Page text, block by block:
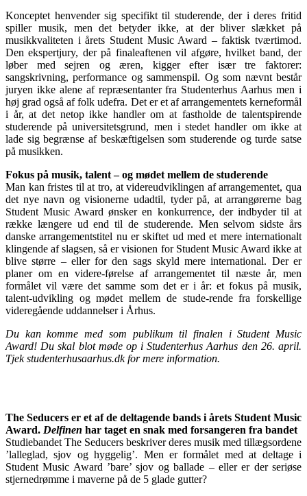
Konceptet henvender sig specifikt til studerende, der i deres fritid
spiller musik, men det betyder ikke, at der bliver slækket på
musikkvaliteten i årets Student Music Award – faktisk tværtimod.
Den ekspertjury, der på finaleaftenen vil afgøre, hvilket band, der
løber med sejren og æren, kigger efter især tre faktorer:
sangskrivning, performance og sammenspil. Og som nævnt består
juryen ikke alene af repræsentanter fra Studenterhus Aarhus men i
høj grad også af folk udefra. Det er et af arrangementets kerneformål
i år, at det netop ikke handler om at fastholde de talentspirende
studerende på universitetsgrund, men i stedet handler om ikke at
lade sig begrænse af beskæftigelsen som studerende og turde satse
på musikken.
Fokus på musik, talent – og mødet mellem de studerende
Man kan fristes til at tro, at videreudviklingen af arrangementet, qua
det nye navn og visionerne udadtil, tyder på, at arrangørerne bag
Student Music Award ønsker en konkurrence, der indbyder til at
række længere ud end til de studerende. Men selvom sidste års
danske arrangementstitel nu er skiftet ud med et mere internationalt
klingende af slagsen, så er visionen for Student Music Award ikke at
blive større – eller for den sags skyld mere international. Der er
planer om en videre-førelse af arrangementet til næste år, men
formålet vil være det samme som det er i år: et fokus på musik,
talent-udvikling og mødet mellem de stude-rende fra forskellige
videregående uddannelser i Århus.
Du kan komme med som publikum til finalen i Student Music
Award! Du skal blot møde op i Studenterhus Aarhus den 26. april.
Tjek studenterhusaarhus.dk for mere information.
The Seducers er et af de deltagende bands i årets Student Music
Award. Delfinen har taget en snak med forsangeren fra bandet
Studiebandet The Seducers beskriver deres musik med tillægsordene
’lalleglad, sjov og hyggelig’. Men er formålet med at deltage i
Student Music Award ’bare’ sjov og ballade – eller er der seriøse
stjernedrømme i maverne på de 5 glade gutter?